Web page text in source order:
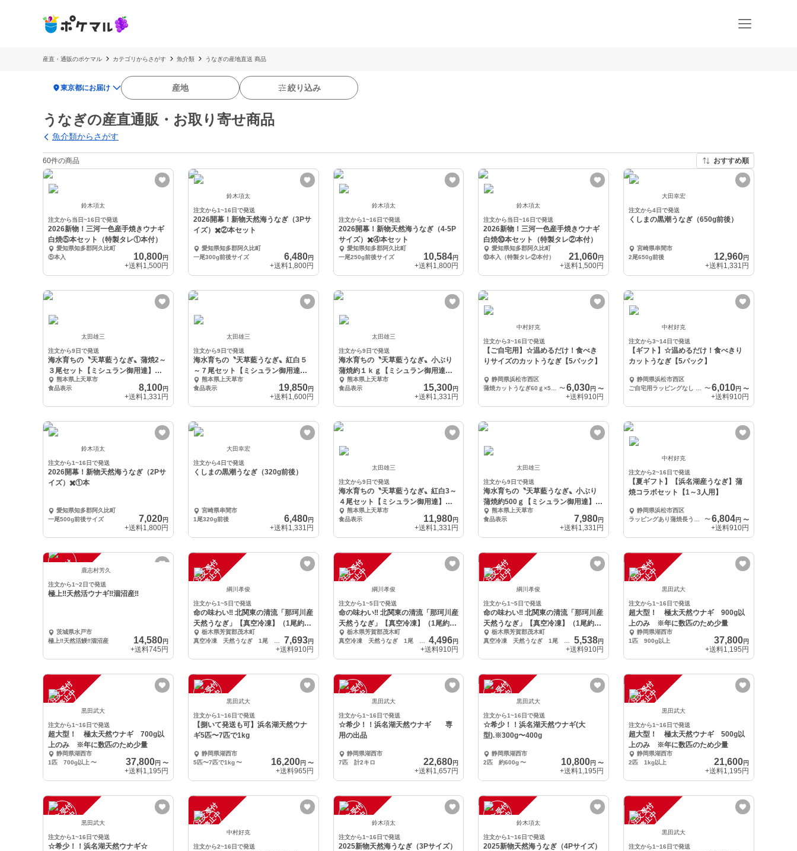
産直・通販のポケマル カテゴリからさがす 魚介類 うなぎの産地直送 商品
location_on東京都にお届け 産地 絞り込み
うなぎの産直通販・お取り寄せ商品
魚介類からさがす
60件の商品 おすすめ順
鈴木項太
注文から当日~16日で発送
2026新物！三河一色産手焼きウナギ
白焼⑤本セット（特製タレ①本付）
愛知県知多郡阿久比町
⑤本入
10,800円
+送料1,500円
鈴木項太
注文から1~16日で発送
2026開幕！新物天然海うなぎ（3Pサ
イズ）✖️②本セット
愛知県知多郡阿久比町
一尾300g前後サイズ
6,480円
+送料1,800円
鈴木項太
注文から1~16日で発送
2026開幕！新物天然海うなぎ（4-5P
サイズ）✖️④本セット
愛知県知多郡阿久比町
一尾250g前後サイズ
10,584円
+送料1,800円
鈴木項太
注文から当日~16日で発送
2026新物！三河一色産手焼きウナギ
白焼⑩本セット（特製タレ②本付）
愛知県知多郡阿久比町
⑩本入（特製タレ②本付）
21,060円
+送料1,500円
大田幸宏
注文から4日で発送
くしまの黒潮うなぎ（650g前後）
宮崎県串間市
2尾650g前後
12,960円
+送料1,331円
太田雄三
注文から9日で発送
海水育ちの〝天草藍うなぎ〟蒲焼2～
３尾セット【ミシュラン御用達】
【伊勢神宮奉納】
熊本県上天草市
食品表示
8,100円
+送料1,331円
太田雄三
注文から9日で発送
海水育ちの〝天草藍うなぎ〟紅白５
～７尾セット【ミシュラン御用達】
【伊勢神宮奉納】
熊本県上天草市
食品表示
19,850円
+送料1,600円
太田雄三
注文から9日で発送
海水育ちの〝天草藍うなぎ〟小ぶり
蒲焼約１ｋｇ【ミシュラン御用達】
【伊勢神宮奉納】
熊本県上天草市
食品表示
15,300円
+送料1,331円
中村好克
注文から3~16日で発送
【ご自宅用】☆温めるだけ！食べき
りサイズのカットうなぎ【5パック】
静岡県浜松市西区
〜6,030円〜
+送料910円
中村好克
注文から3~14日で発送
【ギフト】☆温めるだけ！食べきり
カットうなぎ【5パック】
静岡県浜松市西区
〜6,010円 〜
+送料910円
鈴木項太
注文から1~16日で発送
2026開幕！新物天然海うなぎ（2Pサ
イズ）✖️①本
愛知県知多郡阿久比町
一尾500g前後サイズ
7,020円
+送料1,800円
大田幸宏
注文から4日で発送
くしまの黒潮うなぎ（320g前後）
宮崎県串間市
1尾320g前後
6,480円
+送料1,331円
太田雄三
注文から9日で発送
海水育ちの〝天草藍うなぎ〟紅白3～
４尾セット【ミシュラン御用達】
【伊勢神宮奉納】
熊本県上天草市
食品表示
11,980円
+送料1,331円
太田雄三
注文から9日で発送
海水育ちの〝天草藍うなぎ〟小ぶり
蒲焼約500ｇ【ミシュラン御用達】
【伊勢神宮奉】
熊本県上天草市
食品表示
7,980円
+送料1,331円
中村好克
注文から2~16日で発送
【夏ギフト】【浜名湖産うなぎ】蒲
焼コラボセット【1～3人用】
静岡県浜松市西区
〜6,804円 〜
+送料910円
注
文
受
付
停
止
中 鹿志村芳久
注文から1~2日で発送
極上‼️天然活ウナギ‼️涸沼産‼️
茨城県水戸市
極上‼️天然活鰻‼️涸沼産
14,580円
+送料745円
注
文
受
付
停
止
中
綱川孝俊
注文から1~5日で発送
命の味わい‼ 北関東の清流「那珂川産
天然うなぎ」【真空冷凍】（1尾約
330g）
栃木県芳賀郡茂木町
7,693円
+送料910円
注
文
受
付
停
止
中
綱川孝俊
注文から1~5日で発送
命の味わい‼ 北関東の清流「那珂川産
天然うなぎ」【真空冷凍】（1尾約
190g）
栃木県芳賀郡茂木町
4,496円
+送料910円
注
文
受
付
停
止
中
綱川孝俊
注文から1~5日で発送
命の味わい‼ 北関東の清流「那珂川産
天然うなぎ」【真空冷凍】（1尾約
230g）
栃木県芳賀郡茂木町
5,538円
+送料910円
注
文
受
付
停
止
中
黒田武大
注文から1~16日で発送
超大型！ 極太天然ウナギ 900g以
上のみ ※年に数匹のため少量
静岡県湖西市
1匹 900g以上
37,800円
+送料1,195円
注
文
受
付
停
止
中
黒田武大
注文から1~16日で発送
超大型！ 極太天然ウナギ 700g以
上のみ ※年に数匹のため少量
静岡県湖西市
1匹 700g以上 〜 37,800円 〜
+送料1,195円
注
文
受
付
停
止
中 黒田武大
注文から1~16日で発送
【捌いて発送も可】浜名湖天然ウナ
ギ5匹〜7匹で1kg
静岡県湖西市
5匹〜7匹で1kg 〜 16,200円 〜
+送料965円
注
文
受
付
停
止
中 黒田武大
注文から1~16日で発送
☆希少！！浜名湖天然ウナギ 専
用の出品
静岡県湖西市
7匹 計2キロ
22,680円
+送料1,657円
注
文
受
付
停
止
中 黒田武大
注文から1~16日で発送
☆希少！！浜名湖天然ウナギ(大
型).※300g〜400g
静岡県湖西市
2匹 約600g 〜 10,800円〜
+送料1,195円
注
文
受
付
停
止
中
黒田武大
注文から1~16日で発送
超大型！ 極太天然ウナギ 500g以
上のみ ※年に数匹のため少量
静岡県湖西市
2匹 1kg以上
21,600円
+送料1,195円
注
文
受
付
停
止
中 黒田武大
注文から1~16日で発送
☆希少！！浜名湖天然ウナギ☆
注
文
受
付
停
止
中
中村好克
注文から2~16日で発送
注
文
受
付
停
止
中 鈴木項太
注文から1~16日で発送
2025新物天然海うなぎ（3Pサイズ）
注
文
受
付
停
止
中 鈴木項太
注文から1~16日で発送
2025新物天然海うなぎ（4Pサイズ）
注
文
受
付
停
止
中
黒田武大
注文から1~16日で発送